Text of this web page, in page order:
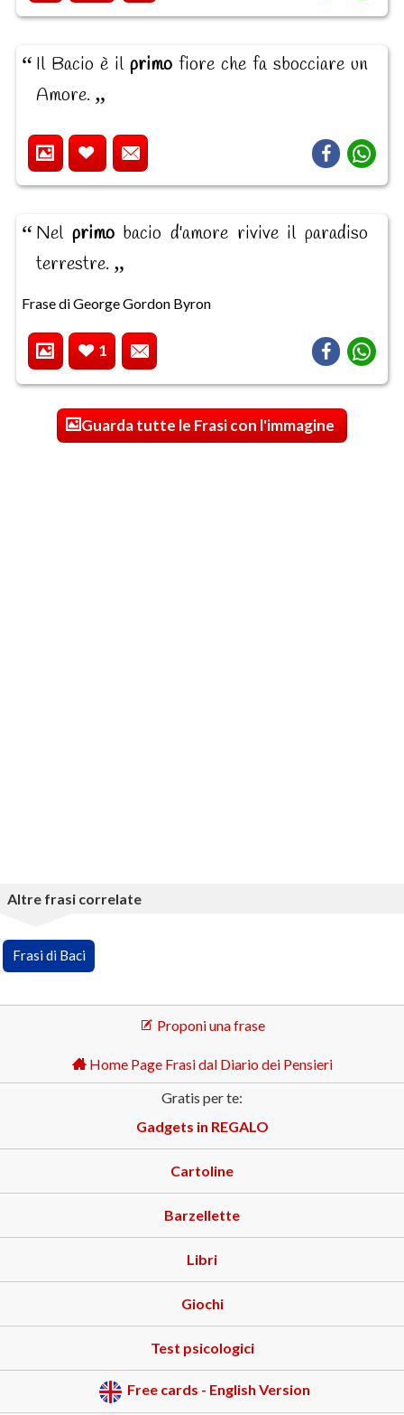
Il Bacio è il primo fiore che fa sbocciare un
Amore.
Nel primobacio d'amore rivive il paradiso
terrestre.
Frase di George Gordon Byron
1
Guarda tutte le Frasi con l'immagine
Altre frasi correlate
Frasi di Baci
Proponi una frase
Home Page Frasi dal Diario dei Pensieri
Gratis per te:
Gadgets in REGALO
Cartoline
Barzellette
Libri
Giochi
Test psicologici
Free cards - English Version